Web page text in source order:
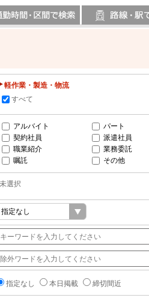
軽作業・製造・物流
すべて
アルバイト パート
契約社員
派遣社員
職業紹介
業務委託
嘱託
その他
未選択
指定なし 本日掲載 締切間近